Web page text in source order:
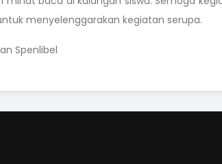
menyelenggarakan kegiatan serupa.
Spenlibel